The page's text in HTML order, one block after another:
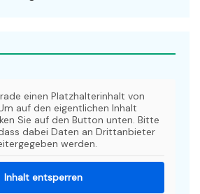
einen Platzhalterinhalt von
auf den eigentlichen Inhalt
Sie auf den Button unten. Bitte
dabei Daten an Drittanbieter
werden.
Inhalt entsperren